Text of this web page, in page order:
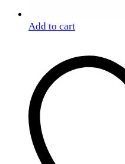
Add to cart